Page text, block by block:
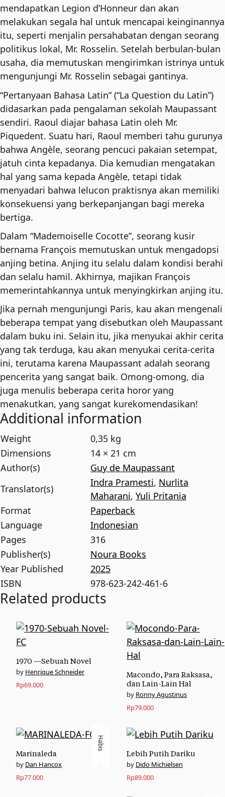
mendapatkan Legion d’Honneur dan akan
melakukan segala hal untuk mencapai keinginannya
itu, seperti menjalin persahabatan dengan seorang
politikus lokal, Mr. Rosselin. Setelah berbulan-bulan
usaha, dia memutuskan mengirimkan istrinya untuk
mengunjungi Mr. Rosselin sebagai gantinya.
“Pertanyaan Bahasa Latin” (“La Question du Latin”)
didasarkan pada pengalaman sekolah Maupassant
sendiri. Raoul diajar bahasa Latin oleh Mr.
Piquedent. Suatu hari, Raoul memberi tahu gurunya
bahwa Angèle, seorang pencuci pakaian setempat,
jatuh cinta kepadanya. Dia kemudian mengatakan
hal yang sama kepada Angèle, tetapi tidak
menyadari bahwa lelucon praktisnya akan memiliki
konsekuensi yang berkepanjangan bagi mereka
bertiga.
Dalam “Mademoiselle Cocotte”, seorang kusir
bernama François memutuskan untuk mengadopsi
anjing betina. Anjing itu selalu dalam kondisi berahi
dan selalu hamil. Akhirnya, majikan François
memerintahkannya untuk menyingkirkan anjing itu.
Jika pernah mengunjungi Paris, kau akan mengenali
beberapa tempat yang disebutkan oleh Maupassant
dalam buku ini. Selain itu, jika menyukai akhir cerita
yang tak terduga, kau akan menyukai cerita-cerita
ini, terutama karena Maupassant adalah seorang
pencerita yang sangat baik. Omong-omong, dia
juga menulis beberapa cerita horor yang
menakutkan, yang sangat kurekomendasikan!
Additional information
Weight
0,35 kg
Dimensions
14 × 21 cm
Author(s)
Guy de Maupassant
Translator(s)
Indra Pramesti, Nurlita
Maharani, Yuli Pritania
Format
Paperback
Language
Indonesian
Pages
316
Publisher(s)
Noura Books
Year Published
2025
ISBN
978-623-242-461-6
Related products
1970 —Sebuah Novel
Henrique Schneider
Rp69.000
Macondo, Para Raksasa,
dan Lain-Lain Hal
Ronny Agustinus
Rp79.000
Habis
Marinaleda
Dan Hancox
Rp77.000
Lebih Putih Dariku
Dido Michielsen
Rp89.000